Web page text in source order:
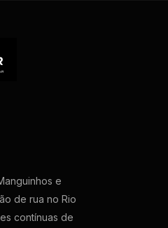
e
de rua no Rio
contínuas de